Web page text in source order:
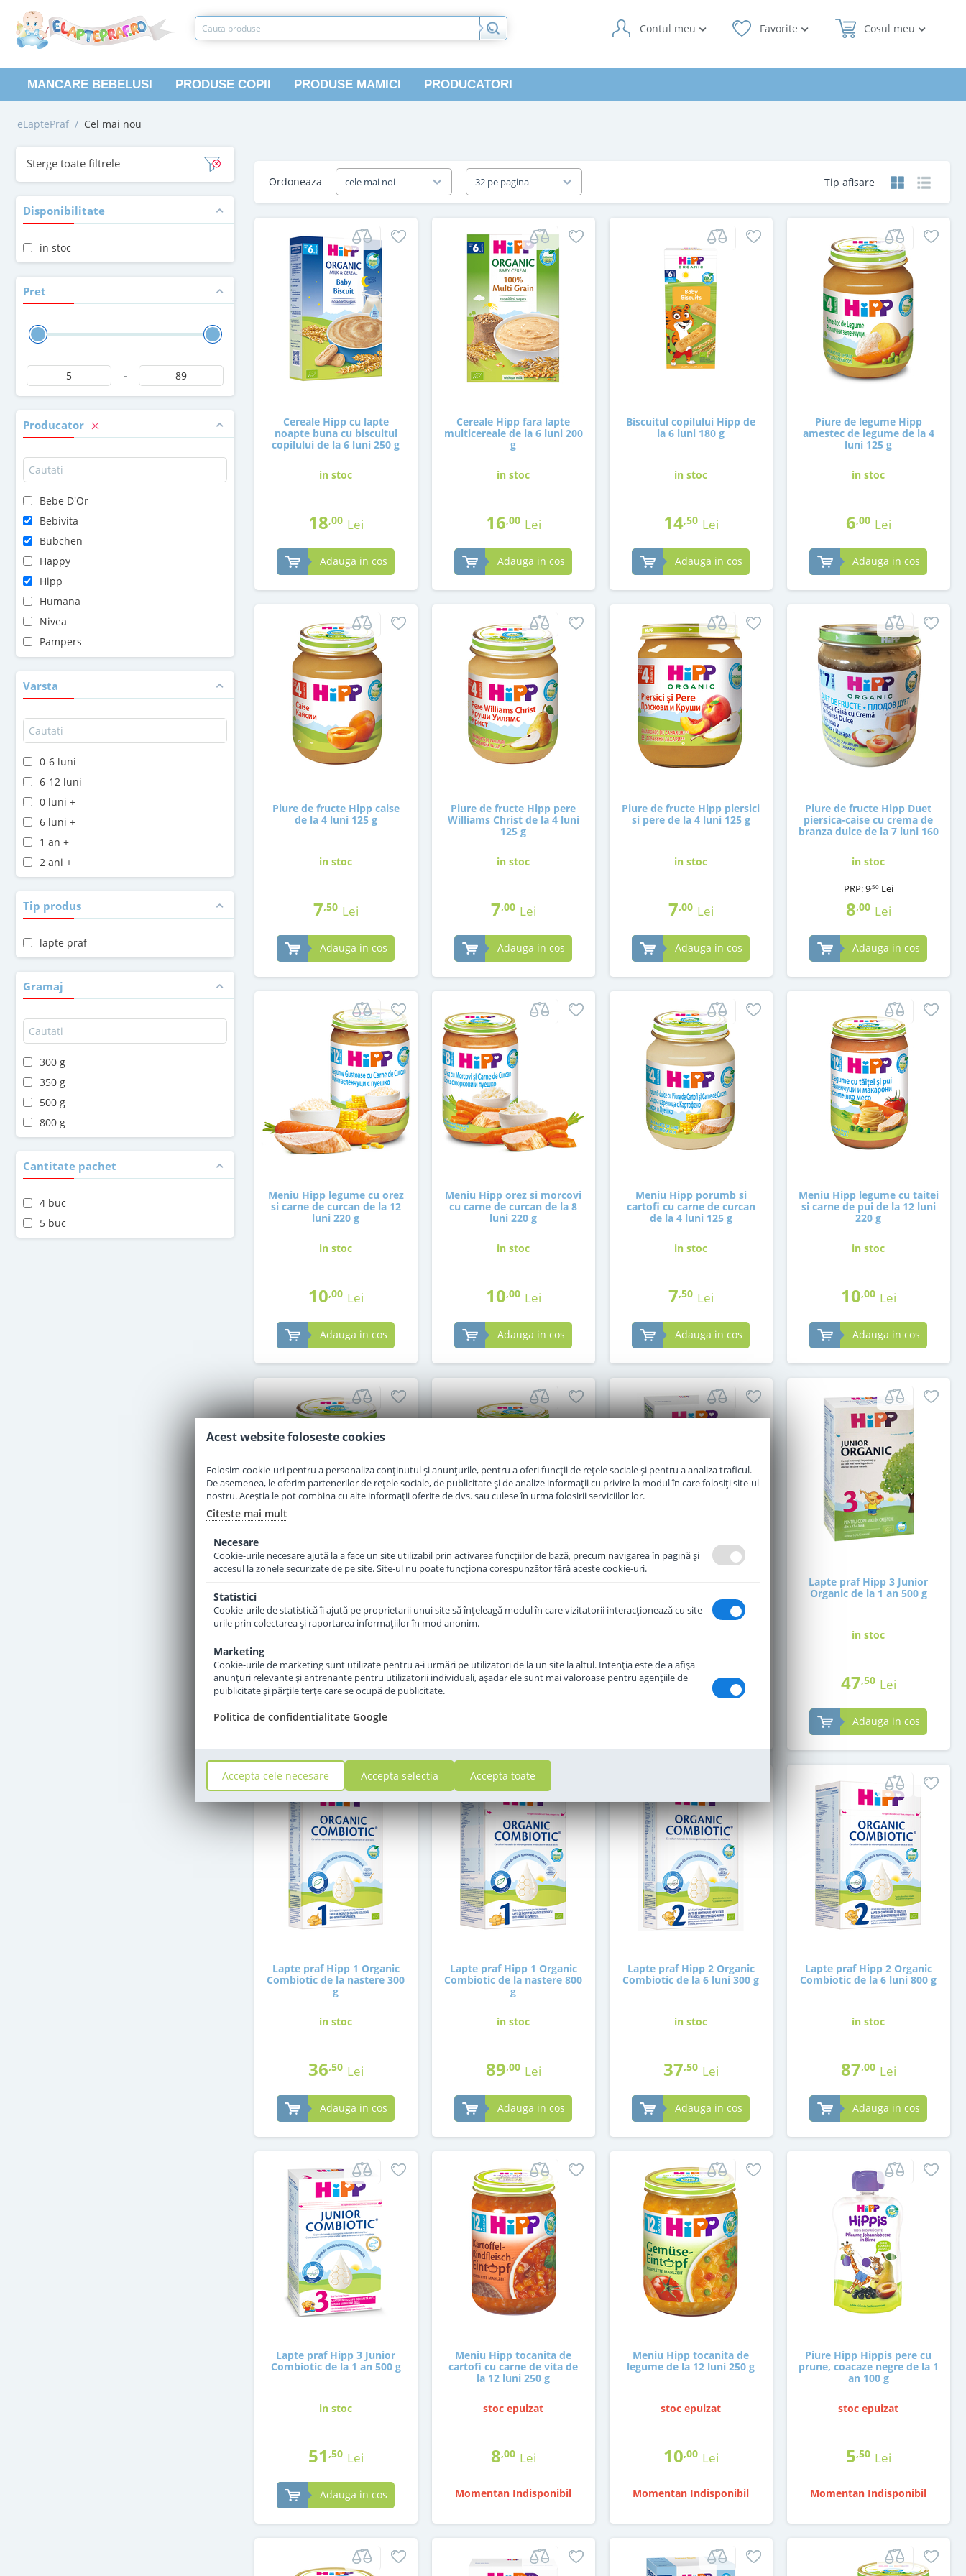
Cosul meu
Favorite
Contul meu
MANCARE BEBELUSI PRODUSE COPII PRODUSE MAMICI PRODUCATORI
eLaptePraf / Cel mai nou
Sterge toate filtrele
Disponibilitate
in stoc
Pret
-
Producator
Bebe D'Or
Bebivita
Bubchen
Happy
Hipp
Humana
Nivea
Pampers
Penaten
Plasmon
Sudocrem
Topfer
Varsta
0-6 luni
6-12 luni
0 luni +
6 luni +
1 an +
2 ani +
Tip produs
lapte praf
Gramaj
300 g
350 g
500 g
800 g
Cantitate pachet
4 buc
5 buc
Tip afisare
Ordoneaza cele mai noi 32 pe pagina
Cereale Hipp cu lapte
noapte buna cu biscuitul
copilului de la 6 luni 250 g
in stoc
18,00 Lei
Adauga in cos
Cereale Hipp fara lapte
multicereale de la 6 luni 200
g
in stoc
16,00 Lei
Adauga in cos
Biscuitul copilului Hipp de
la 6 luni 180 g
in stoc
14,50 Lei
Adauga in cos
Piure de legume Hipp
amestec de legume de la 4
luni 125 g
in stoc
6,00 Lei
Adauga in cos
Piure de fructe Hipp caise
de la 4 luni 125 g
in stoc
7,50 Lei
Adauga in cos
Piure de fructe Hipp pere
Williams Christ de la 4 luni
125 g
in stoc
7,00 Lei
Adauga in cos
Piure de fructe Hipp piersici
si pere de la 4 luni 125 g
in stoc
7,00 Lei
Adauga in cos
Piure de fructe Hipp Duet
piersica-caise cu crema de
branza dulce de la 7 luni 160
in stoc
PRP:9,50 Lei
8,00 Lei
Adauga in cos
Meniu Hipp legume cu orez
si carne de curcan de la 12
luni 220 g
in stoc
10,00 Lei
Adauga in cos
Meniu Hipp orez si morcovi
cu carne de curcan de la 8
luni 220 g
in stoc
10,00 Lei
Adauga in cos
Meniu Hipp porumb si
cartofi cu carne de curcan
de la 4 luni 125 g
in stoc
7,50 Lei
Adauga in cos
Meniu Hipp legume cu taitei
si carne de pui de la 12 luni
220 g
in stoc
10,00 Lei
Adauga in cos
125 g
7,50 Lei
Adauga in cos
220 g
10,00 Lei 30,00 Lei
Lapte praf Hipp 3 Junior
Organic de la 1 an 500 g
in stoc
47,50 Lei
Adauga in cos
Lapte praf Hipp 1 Organic
Combiotic de la nastere 300
g
in stoc
36,50 Lei
Adauga in cos
Lapte praf Hipp 1 Organic
Combiotic de la nastere 800
g
in stoc
89,00 Lei
Adauga in cos
Lapte praf Hipp 2 Organic
Combiotic de la 6 luni 300 g
in stoc
37,50 Lei
Adauga in cos
Lapte praf Hipp 2 Organic
Combiotic de la 6 luni 800 g
in stoc
87,00 Lei
Adauga in cos
Lapte praf Hipp 3 Junior
Combiotic de la 1 an 500 g
in stoc
51 ,50 Lei
Adauga in cos
Meniu Hipp tocanita de
cartofi cu carne de vita de
la 12 luni 250 g
stoc epuizat
8,00 Lei
Momentan Indisponibil
Meniu Hipp tocanita de
legume de la 12 luni 250 g
stoc epuizat
10,00 Lei
Momentan Indisponibil
Piure Hipp Hippis pere cu
prune, coacaze negre de la 1
an 100 g
stoc epuizat
5,50 Lei
Momentan Indisponibil
Acest website foloseste cookies
Folosim cookie-uri pentru a personaliza conținutul și anunțurile, pentru a oferi funcții de rețele sociale și pentru a analiza traficul.
De asemenea, le oferim partenerilor de rețele sociale, de publicitate și de analize informații cu privire la modul în care folosiți site-ul
nostru. Aceștia le pot combina cu alte informații oferite de dvs. sau culese în urma folosirii serviciilor lor.
Citeste mai mult
Necesare
Cookie-urile necesare ajută la a face un site utilizabil prin activarea funcţiilor de bază, precum navigarea în pagină şi
accesul la zonele securizate de pe site. Site-ul nu poate funcţiona corespunzător fără aceste cookie-uri.
Statistici
Cookie-urile de statistică îi ajută pe proprietarii unui site să înţeleagă modul în care vizitatorii interacţionează cu site-
urile prin colectarea şi raportarea informaţiilor în mod anonim.
Marketing
Cookie-urile de marketing sunt utilizate pentru a-i urmări pe utilizatori de la un site la altul. Intenţia este de a afişa
anunţuri relevante şi antrenante pentru utilizatorii individuali, aşadar ele sunt mai valoroase pentru agenţiile de
puiblicitate şi părţile terţe care se ocupă de publicitate.
Politica de confidentialitate Google
Accepta cele necesare Accepta selectia Accepta toate